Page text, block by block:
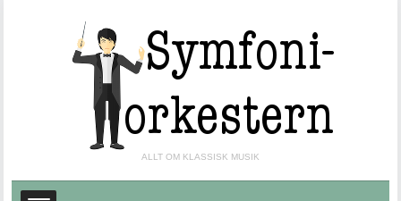
ALLT OM KLASSISK MUSIK